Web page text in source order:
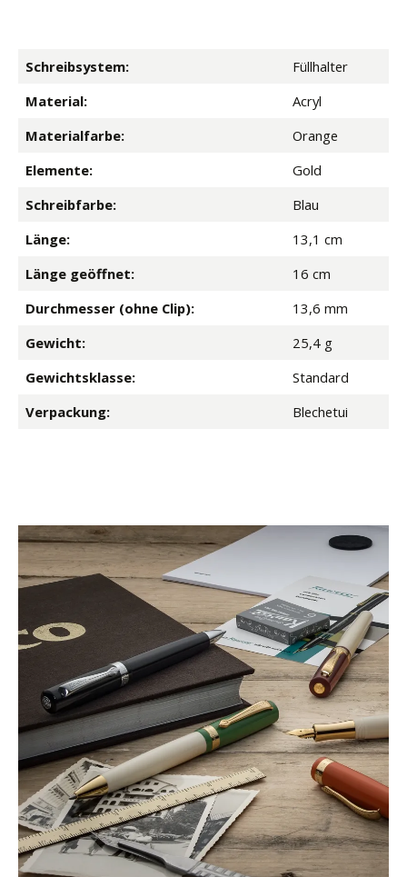
Schreibsystem:
Füllhalter
Material:
Acryl
Materialfarbe:
Orange
Elemente:
Gold
Schreibfarbe:
Blau
Länge:
13,1 cm
Länge geöffnet:
16 cm
Durchmesser (ohne Clip):
13,6 mm
Gewicht:
25,4 g
Gewichtsklasse:
Standard
Verpackung:
Blechetui